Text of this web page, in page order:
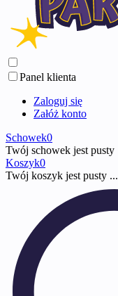
Panel klienta
Zaloguj się
Załóż konto
Schowek0
Twój schowek jest pusty
Koszyk0
Twój koszyk jest pusty ...